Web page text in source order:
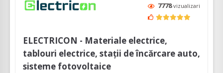
7778vizualizari
ELECTRICON - Materiale electrice,
tablouri electrice, stații de încărcare auto,
sisteme fotovoltaice